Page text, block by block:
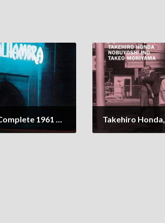
Ahmad Jamal Trio / The Complete 1961 ALHAMBRA Performances